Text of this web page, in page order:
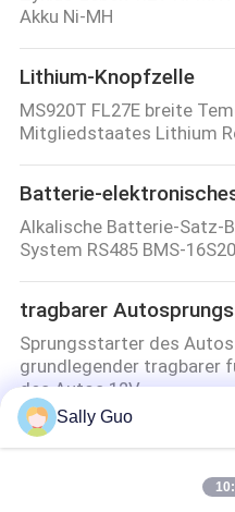
Akku Ni-MH
Lithium-Knopfzelle
MS920T FL27E breite
Mitgliedstaates Lithium
Batterie-
Alkalische Batterie-Satz-
System RS485 BMS-
tragbarer
Sprungsstarter des
grundlegender tragbarer
des Autos 12V
E-Cig große Batterie
E-Cig große Batterie 4.2V
Sally Guo